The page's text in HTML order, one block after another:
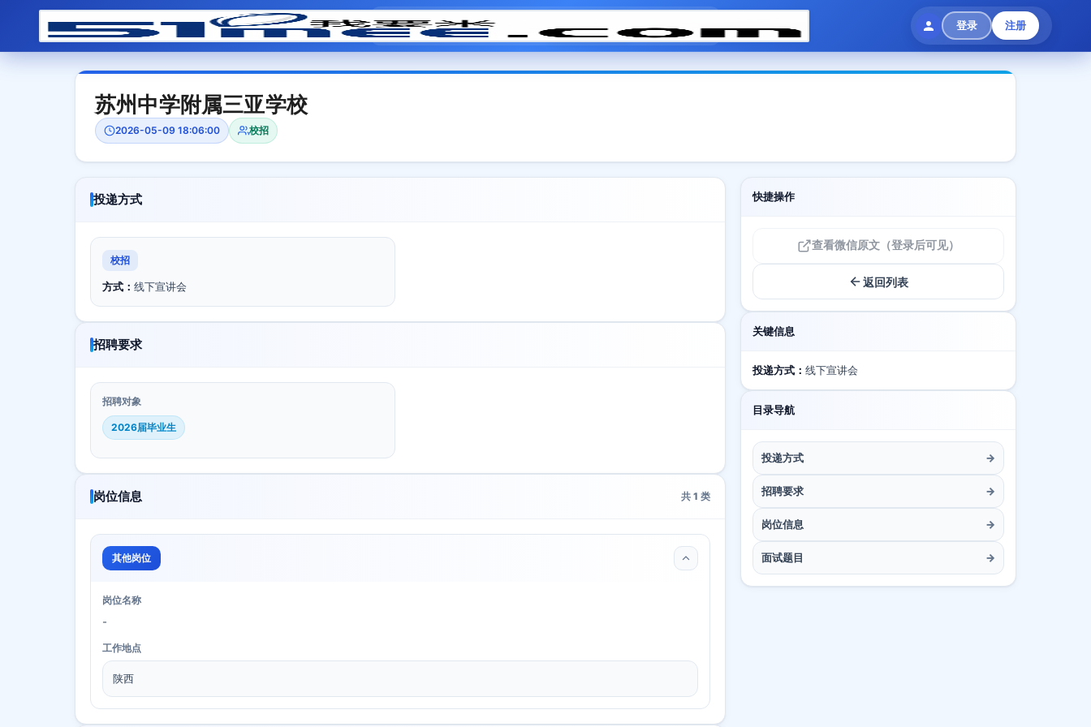
登录 注册
模拟面试 题目大全 招聘中心 会员专区
苏州中学附属三亚学校
2026-05-09 18:06:00 校招
投递方式
校招
方式： 线下宣讲会
招聘要求
招聘对象
2026届毕业生
岗位信息 共 1 类
其他岗位
岗位名称
-
工作地点
陕西
快捷操作
查看微信原文（登录后可见）
返回列表
关键信息
投递方式： 线下宣讲会
目录导航
投递方式 →
招聘要求 →
岗位信息 →
面试题目 →